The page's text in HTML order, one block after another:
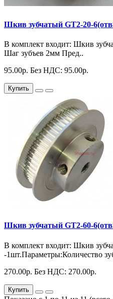
Шкив зубчатый GT2-20-
В комплект входит: Шкив
Шаг зубъев 2мм Пред..
95.00р. Без НДС: 95.00р.
Купить
Шкив зубчатый GT2-60-
В комплект входит: Шкив
-1шт.Параметры:Количество
270.00р. Без НДС: 270.00р.
Купить